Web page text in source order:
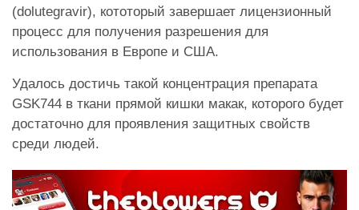
(dolutegravir), кототорый завершает лицензионный
процесс для получения разрешения для
использования в Европе и США.
Удалось достичь такой концентрация препарата
GSK744 в ткани прямой кишки макак, которого будет
достаточно для проявления защитных свойств
среди людей.